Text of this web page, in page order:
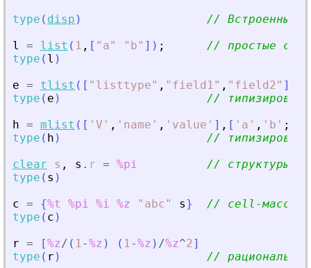
type ( disp )
// Встроенные
l
= list ( 1 , [ " a" " b" ] ) ;
// простые
type ( l )
e = tlist ( [ " listtype" , " field1 " , " field2 " ]
type ( e )
//
h = mlist ( [ ' V ' , ' name ' , ' value ' ] , [ ' a ' , ' b ' ;
type ( h )
//
clear
s , s . r = %pi
// структуры
type ( s )
c = {%t %pi %i %z " abc" s}
// cell-массивы
type ( c )
r = [%z / ( 1 -%z ) ( 1 -%z ) /%z^2 ]
type ( r ) //